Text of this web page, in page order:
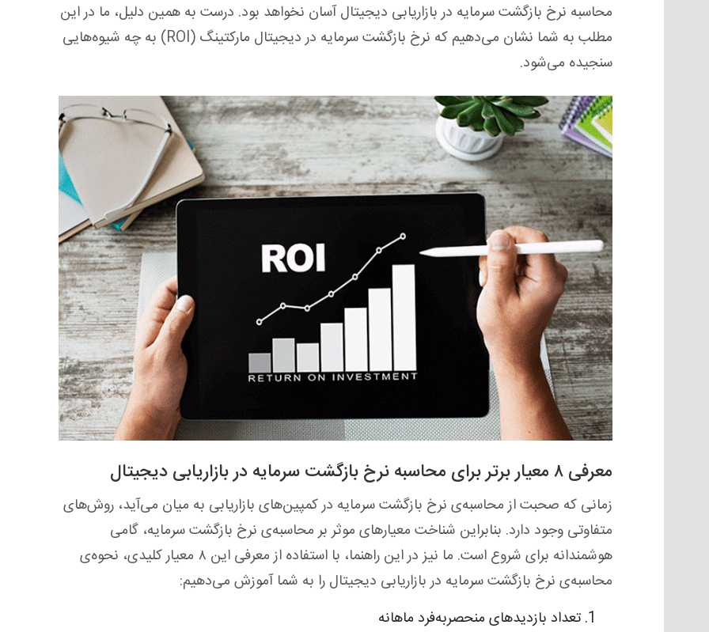
محاسبه نرخ بازگشت سرمایه در بازاریابی دیجیتال آسان نخواهد بود. درست به همین دلیل، ما در این
مطلب به شما نشان می‌دهیم که نرخ بازگشت سرمایه در دیجیتال مارکتینگ (ROI) به چه شیوه‌هایی
سنجیده می‌شود.
معرفی ۸ معیار برتر برای محاسبه نرخ بازگشت سرمایه در بازاریابی دیجیتال
زمانی که صحبت از محاسبه‌ی نرخ بازگشت سرمایه در کمپین‌های بازاریابی به میان می‌آید، روش‌های
متفاوتی وجود دارد. بنابراین شناخت معیارهای موثر بر محاسبه‌ی نرخ بازگشت سرمایه، گامی
هوشمندانه برای شروع است. ما نیز در این راهنما، با استفاده از معرفی این ۸ معیار کلیدی، نحوه‌ی
محاسبه‌ی نرخ بازگشت سرمایه در بازاریابی دیجیتال را به شما آموزش می‌دهیم:
تعداد بازدیدهای منحصربه‌فرد ماهانه